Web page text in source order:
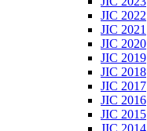
JIC 2022
JIC 2021
JIC 2020
JIC 2019
JIC 2018
JIC 2017
JIC 2016
JIC 2015
JIC 2014